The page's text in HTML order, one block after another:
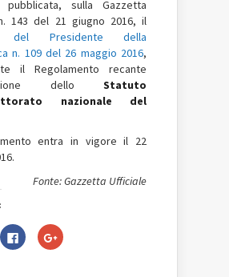
pubblicata, sulla Gazzetta
143 del 21 giugno 2016, il
del Presidente della
n. 109 del 26 maggio 2016,
il Regolamento recante
dello Statuto
nazionale del
entra in vigore il 22
Fonte: Gazzetta Ufficiale
Fai
clic
Fai
clic